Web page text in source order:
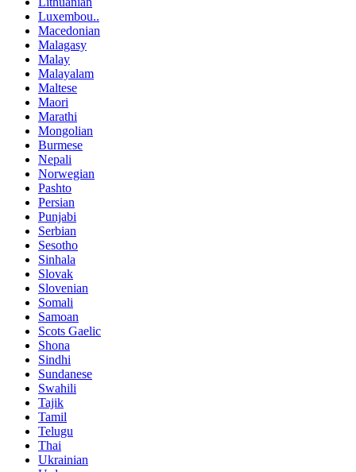
Luxembou..
Macedonian
Malagasy
Malay
Malayalam
Maltese
Maori
Marathi
Mongolian
Burmese
Nepali
Norwegian
Pashto
Persian
Punjabi
Serbian
Sesotho
Sinhala
Slovak
Slovenian
Somali
Samoan
Scots Gaelic
Shona
Sindhi
Sundanese
Swahili
Tajik
Tamil
Telugu
Thai
Ukrainian